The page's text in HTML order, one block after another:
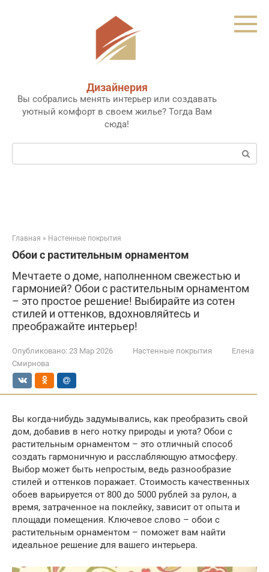
Дизайнерия
Вы собрались менять интерьер или создавать
уютный комфорт в своем жилье? Тогда Вам
сюда!
Поиск:
Главная » Настенные покрытия
Обои с растительным орнаментом
Мечтаете о доме, наполненном свежестью и
гармонией? Обои с растительным орнаментом
– это простое решение! Выбирайте из сотен
стилей и оттенков, вдохновляйтесь и
преображайте интерьер!
Опубликовано: 23 Мар 2026 Настенные покрытия
Елена
Смирнова
Вы когда-нибудь задумывались, как преобразить свой
дом, добавив в него нотку природы и уюта? Обои с
растительным орнаментом – это отличный способ
создать гармоничную и расслабляющую атмосферу.
Выбор может быть непростым, ведь разнообразие
стилей и оттенков поражает. Стоимость качественных
обоев варьируется от 800 до 5000 рублей за рулон, а
время, затраченное на поклейку, зависит от опыта и
площади помещения. Ключевое слово – обои с
растительным орнаментом – поможет вам найти
идеальное решение для вашего интерьера.